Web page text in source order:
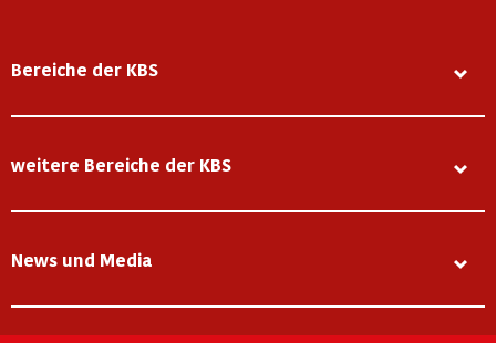
Bereiche der KBS
weitere Bereiche der KBS
News und Media